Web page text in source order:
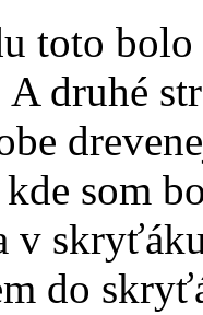
toto bolo
druhé
som
v
do